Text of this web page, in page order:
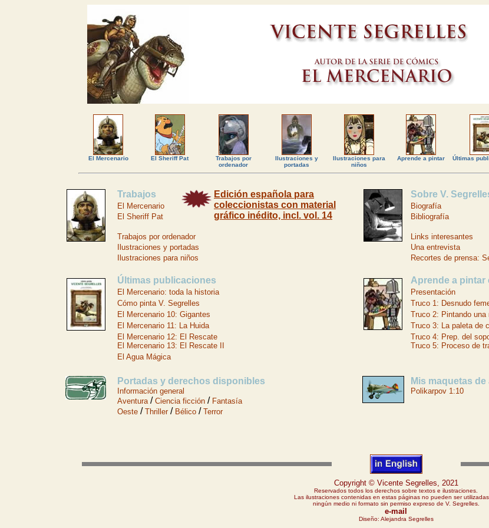
El Mercenario El Sheriff Pat
Trabajos por
ordenador
Ilustraciones y
portadas
Ilustraciones para
niños
Aprende a pintar Últimas
Trabajos
Edición española para
coleccionistas con material
gráfico inédito, incl. vol. 14
Sobre V.
El Mercenario
Biografía
El Sheriff Pat
Bibliografía
Trabajos por ordenador
Links interesantes
Ilustraciones y portadas
Una entrevista
Ilustraciones para niños
Recortes de prensa:
Últimas publicaciones Aprende a pintar
El Mercenario: toda la historia
Presentación
Cómo pinta V. Segrelles
Truco 1: Desnudo
El Mercenario 10: Gigantes
Truco 2: Pintando una
El Mercenario 11: La Huida
Truco 3: La paleta de
El Mercenario 12: El Rescate
Truco 4: Prep. del
El Mercenario 13: El Rescate II
Truco 5: Proceso de
El Agua Mágica
Portadas y derechos disponibles Mis maquetas
Información general
Polikarpov 1:10
Aventura / Ciencia ficción / Fantasía
Oeste / Thriller / Bélico / Terror
Copyright © Vicente Segrelles, 2021
Reservados todos los derechos sobre textos e ilustraciones.
Las ilustraciones contenidas en estas páginas no pueden ser
ningún medio ni formato sin permiso expreso de V. Segrelles.
e-mail
Diseño: Alejandra Segrelles